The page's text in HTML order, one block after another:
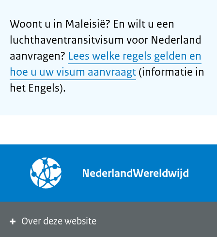
Woont u in Maleisië? En wilt u een
luchthaventransitvisum voor Nederland
aanvragen? Lees welke regels gelden en
hoe u uw visum aanvraagt (informatie in
het Engels).
NederlandWereldwijd
Over deze website